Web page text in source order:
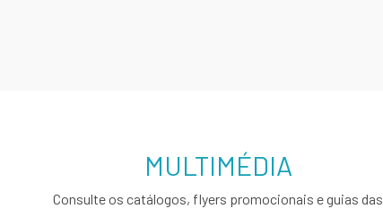
MULTIMÉDIA
Consulte os catálogos, flyers promocionais e guias das